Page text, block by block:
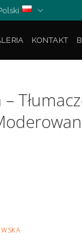
KONTAKT